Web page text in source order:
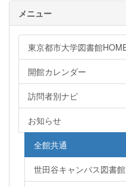
メニュー
東京都市大学図書館
開館カレンダー
訪問者別ナビ
お知らせ
全館共通
世田谷キャンパス図書館